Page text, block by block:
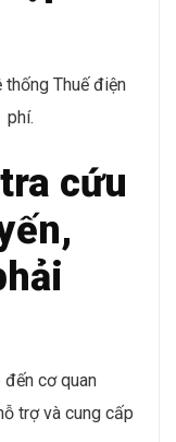
thống Thuế điện
phí.
cứu
cơ quan
trợ và cung cấp